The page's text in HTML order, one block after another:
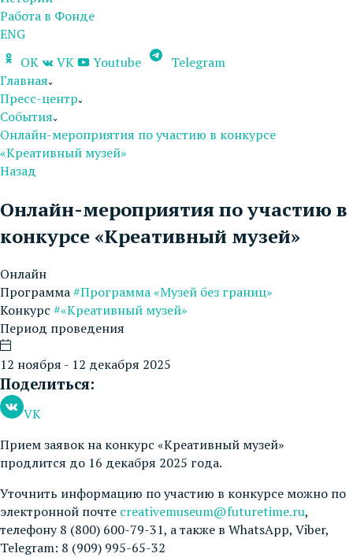
Работа в Фонде
ENG
OK
VK Youtube
Telegram
Главная
Пресс-центр
События
Онлайн-мероприятия по участию в конкурсе
«Креативный музей»
Назад
Онлайн-мероприятия по участию в
конкурсе «Креативный музей»
Онлайн
Программа#Программа «Музей без границ»
Конкурс #«Креативный музей»
Период проведения
12 ноября - 12 декабря 2025
Поделиться:
VK
Прием заявок на конкурс «Креативный музей»
продлится до 16 декабря 2025 года.
Уточнить информацию по участию в конкурсе можно по
электронной почте creativemuseum@futuretime.ru,
телефону 8 (800) 600-79-31, а также в WhatsApp, Viber,
Telegram: 8 (909) 995-65-32